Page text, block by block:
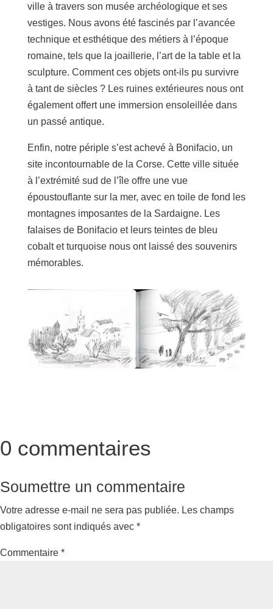
ville à travers son musée archéologique et ses
vestiges. Nous avons été fascinés par l’avancée
technique et esthétique des métiers à l’époque
romaine, tels que la joaillerie, l’art de la table et la
sculpture. Comment ces objets ont-ils pu survivre
à tant de siècles ? Les ruines extérieures nous ont
également offert une immersion ensoleillée dans
un passé antique.
Enfin, notre périple s’est achevé à Bonifacio, un
site incontournable de la Corse. Cette ville située
à l’extrémité sud de l’île offre une vue
époustouflante sur la mer, avec en toile de fond les
montagnes imposantes de la Sardaigne. Les
falaises de Bonifacio et leurs teintes de bleu
cobalt et turquoise nous ont laissé des souvenirs
mémorables.
0 commentaires
Soumettre un commentaire
Votre adresse e-mail ne sera pas publiée. Les champs
obligatoires sont indiqués avec *
Commentaire *